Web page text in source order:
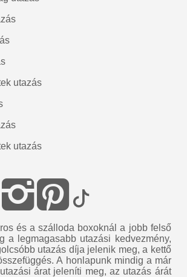
utazás
utazás
és a szálloda boxoknál a jobb felső
a legmagasabb utazási kedvezmény,
utazás díja jelenik meg, a kettő
A honlapunk mindig a már
árat jeleníti meg, az utazás árát